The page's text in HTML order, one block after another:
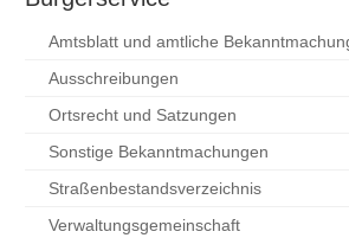
Amtsblatt und amtliche
Ausschreibungen
Ortsrecht und Satzungen
Sonstige Bekanntmachungen
Straßenbestandsverzeichnis
Verwaltungsgemeinschaft